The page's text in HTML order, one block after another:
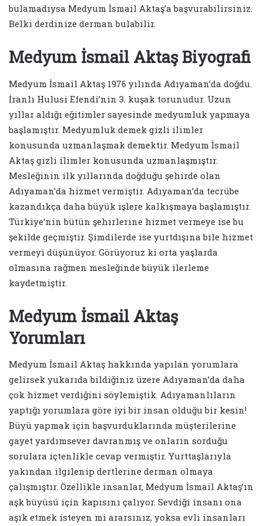
bulamadıysa Medyum İsmail Aktaş’a başvurabilirsiniz.
Belki derdinize derman bulabilir.
Medyum İsmail Aktaş Biyografi
Medyum İsmail Aktaş 1976 yılında Adıyaman’da doğdu.
İranlı Hulusi Efendi’nin 3. kuşak torunudur. Uzun
yıllar aldığı eğitimler sayesinde medyumluk yapmaya
başlamıştır. Medyumluk demek gizli ilimler
konusunda uzmanlaşmak demektir. Medyum İsmail
Aktaş gizli ilimler konusunda uzmanlaşmıştır.
Mesleğinin ilk yıllarında doğduğu şehirde olan
Adıyaman’da hizmet vermiştir. Adıyaman’da tecrübe
kazandıkça daha büyük işlere kalkışmaya başlamıştır.
Türkiye’nin bütün şehirlerine hizmet vermeye ise bu
şekilde geçmiştir. Şimdilerde ise yurtdışına bile hizmet
vermeyi düşünüyor. Görüyoruz ki orta yaşlarda
olmasına rağmen mesleğinde büyük ilerleme
kaydetmiştir.
Medyum İsmail Aktaş
Yorumları
Medyum İsmail Aktaş hakkında yapılan yorumlara
gelirsek yukarıda bildiğiniz üzere Adıyaman’da daha
çok hizmet verdiğini söylemiştik. Adıyamanlıların
yaptığı yorumlara göre iyi bir insan olduğu bir kesin!
Büyü yapmak için başvurduklarında müşterilerine
gayet yardımsever davranmış ve onların sorduğu
sorulara içtenlikle cevap vermiştir. Yurttaşlarıyla
yakından ilgilenip dertlerine derman olmaya
çalışmıştır. Özellikle insanlar, Medyum İsmail Aktaş’ın
aşk büyüsü için kapısını çalıyor. Sevdiği insanı ona
aşık etmek isteyen mi ararsınız, yoksa evli insanları